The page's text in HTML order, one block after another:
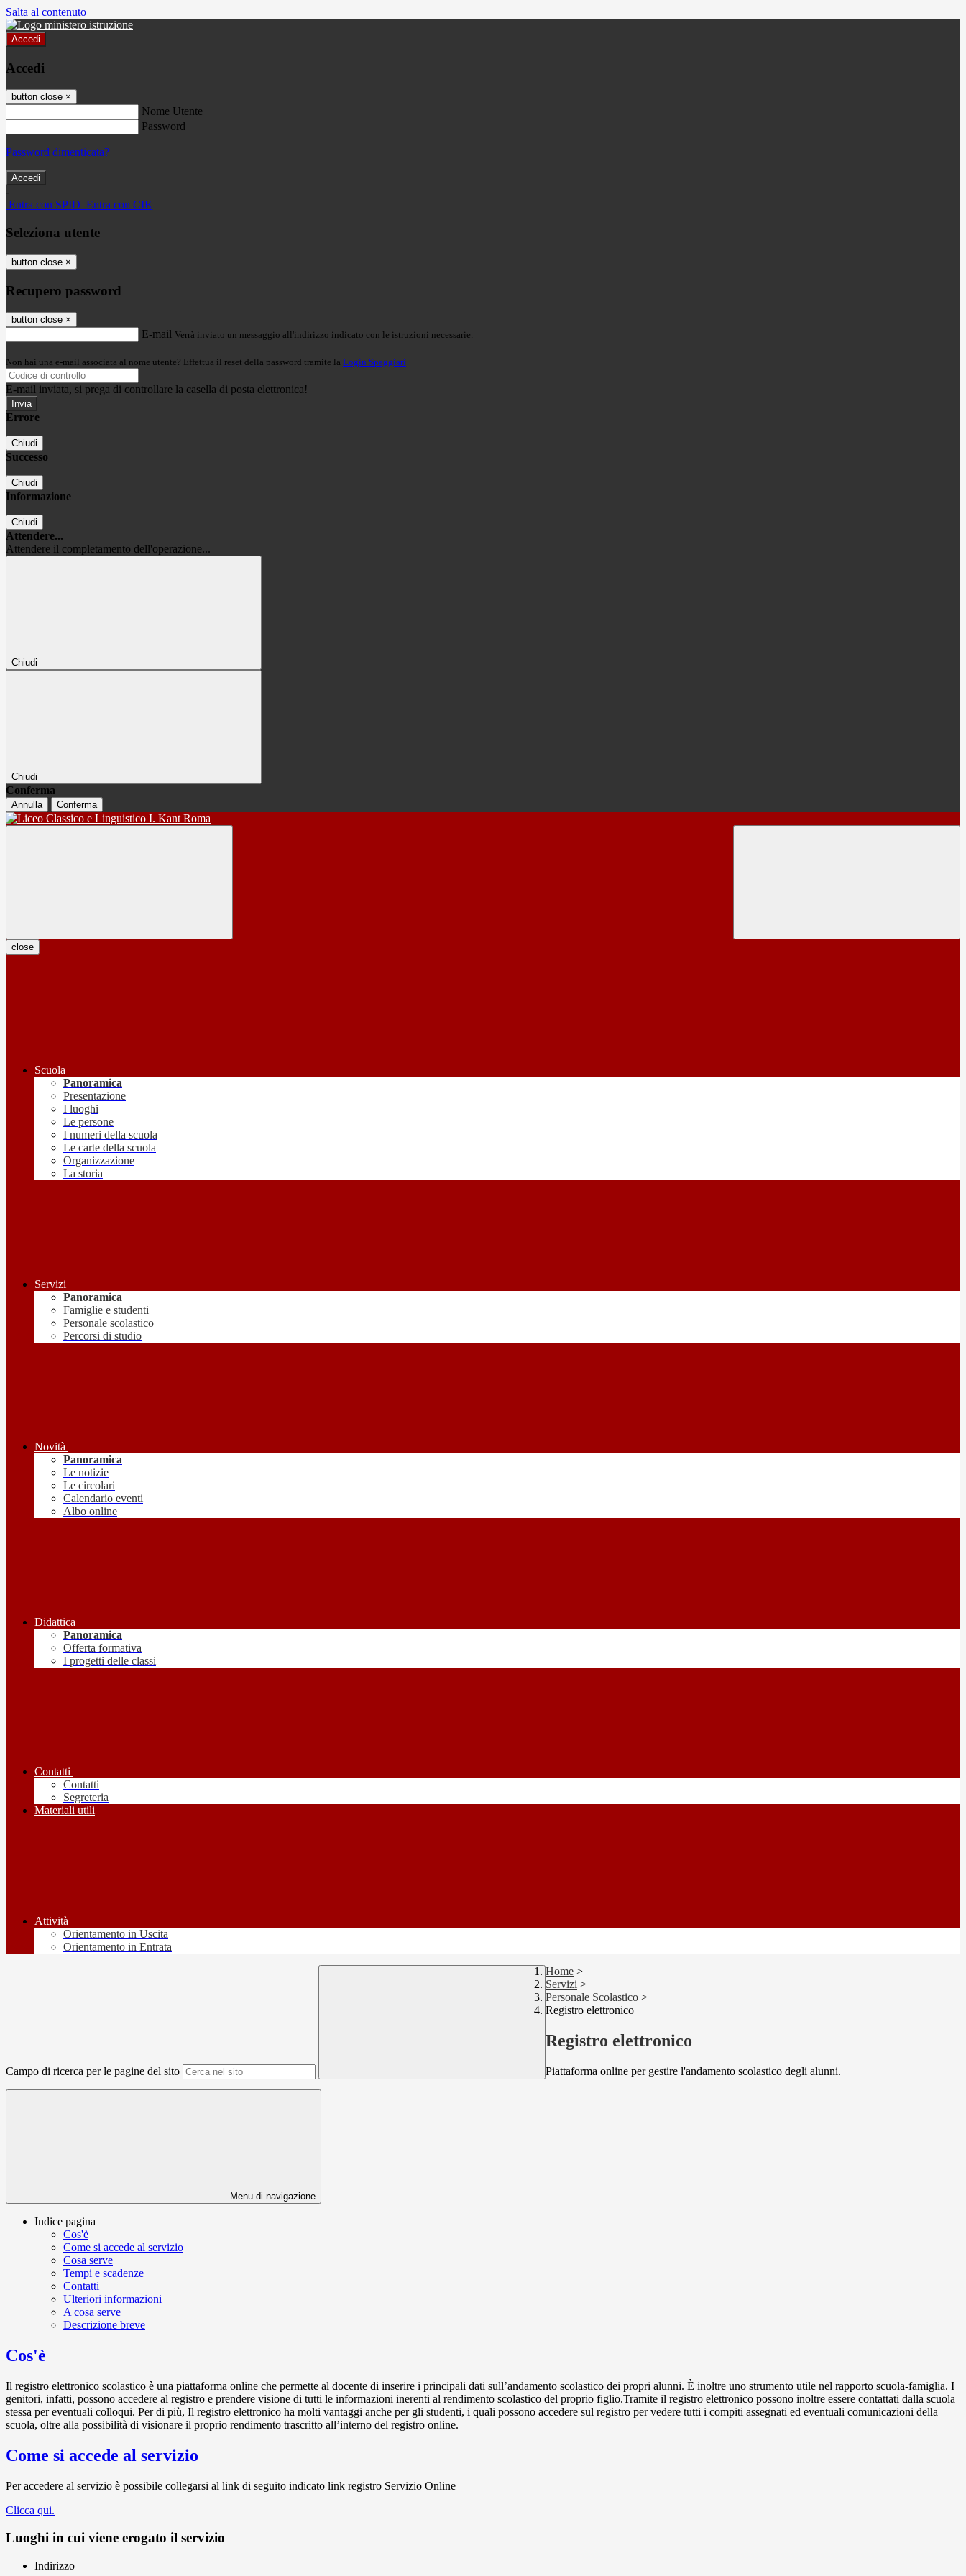
Salta al contenuto
Accedi
Accedi
button close ×
Nome Utente
Password
Password dimenticata?
-
Entra con SPID Entra con CIE
Seleziona utente
button close ×
Recupero password
button close ×
E-mail Verrà inviato un messaggio all'indirizzo indicato con le istruzioni necessarie.
Non hai una e-mail associata al nome utente? Effettua il reset della password tramite la Login Spaggiari
E-mail inviata, si prega di controllare la casella di posta elettronica!
Errore
Chiudi
Successo
Chiudi
Informazione
Chiudi
Attendere...
Attendere il completamento dell'operazione...
Chiudi
Chiudi
Conferma
Annulla Conferma
close
Scuola
Panoramica
Presentazione
I luoghi
Le persone
I numeri della scuola
Le carte della scuola
Organizzazione
La storia
Servizi
Panoramica
Famiglie e studenti
Personale scolastico
Percorsi di studio
Novità
Panoramica
Le notizie
Le circolari
Calendario eventi
Albo online
Didattica
Panoramica
Offerta formativa
I progetti delle classi
Contatti
Contatti
Segreteria
Materiali utili
Attività
Orientamento in Uscita
Orientamento in Entrata
Campo di ricerca per le pagine del sito
Home >
Servizi >
Personale Scolastico >
Registro elettronico
Registro elettronico
Piattaforma online per gestire l'andamento scolastico degli alunni.
Menu di navigazione
Indice pagina
Cos'è
Come si accede al servizio
Cosa serve
Tempi e scadenze
Contatti
Ulteriori informazioni
A cosa serve
Descrizione breve
Cos'è
Il registro elettronico scolastico è una piattaforma online che permette al docente di inserire i principali dati sull’andamento scolastico dei propri alunni. È inoltre uno strumento utile nel rapporto scuola-famiglia. I
genitori, infatti, possono accedere al registro e prendere visione di tutti le informazioni inerenti al rendimento scolastico del proprio figlio.Tramite il registro elettronico possono inoltre essere contattati dalla scuola
stessa per eventuali colloqui. Per di più, Il registro elettronico ha molti vantaggi anche per gli studenti, i quali possono accedere sul registro per vedere tutti i compiti assegnati ed eventuali comunicazioni della
scuola, oltre alla possibilità di visionare il proprio rendimento trascritto all’interno del registro online.
Come si accede al servizio
Per accedere al servizio è possibile collegarsi al link di seguito indicato link registro Servizio Online
Clicca qui.
Luoghi in cui viene erogato il servizio
Indirizzo